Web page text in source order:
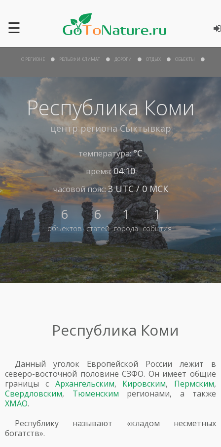
☰
Республика Коми
центр региона Сыктывкар
температура:°С
время:04:10
часовой пояс:3 UTC / 0 МСК
6
объектов
6
статей
1
города
1
события
О РЕГИОНЕ РЕЛЬЕФ И КЛИМАТ ДОРОГИ ОТДЫХ ОБЪЕКТЫ
Республика Коми
Данный уголок Европейской России лежит в
северо-восточной половине СЗФО. Он имеет общие
границы с Архангельским, Кировским, Пермским,
Свердловским, Тюменским регионами, а также
ХМАО.
Республику называют «кладом несметных
богатств».